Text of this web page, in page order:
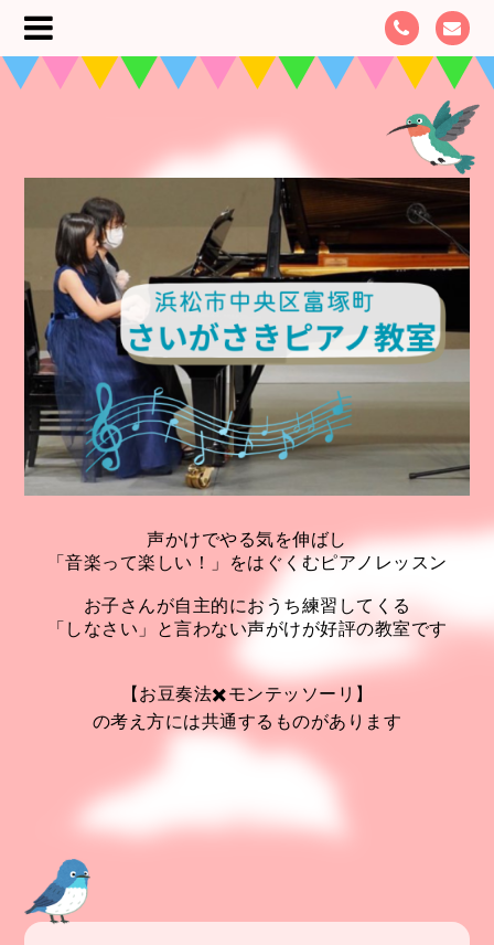
声かけでやる気を伸ばし
「音楽って楽しい！」をはぐくむピアノレッスン
お子さんが自主的におうち練習してくる
「しなさい」と言わない声がけが好評の教室です
【お豆奏法✖️モンテッソーリ】
の考え方には共通するものがあります